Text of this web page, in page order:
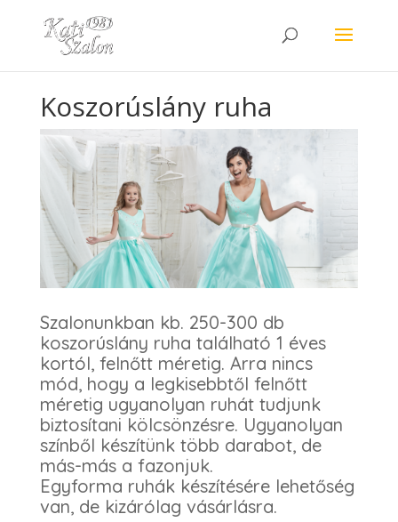
Koszorúslány ruha
Szalonunkban kb. 250-300 db
koszorúslány ruha található 1 éves
kortól, felnőtt méretig. Arra nincs
mód, hogy a legkisebbtől felnőtt
méretig ugyanolyan ruhát tudjunk
biztosítani kölcsönzésre. Ugyanolyan
színből készítünk több darabot, de
más-más a fazonjuk.
Egyforma ruhák készítésére lehetőség
van, de kizárólag vásárlásra.